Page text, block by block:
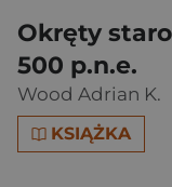
Okręty
500 p.n.e.
Wood Adrian K.
KSIĄŻKA